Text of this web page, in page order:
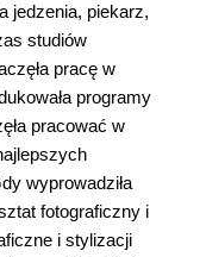
piekarz,
studiów
pracę w
programy
pracować w
wyprowadziła
fotograficzny i
i stylizacji